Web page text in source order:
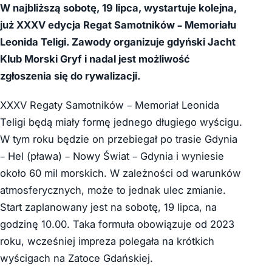
W najbliższą sobotę, 19 lipca, wystartuje kolejna,
już XXXV edycja Regat Samotników – Memoriału
Leonida Teligi. Zawody organizuje gdyński Jacht
Klub Morski Gryf i nadal jest możliwość
zgłoszenia się do rywalizacji.
XXXV Regaty Samotników – Memoriał Leonida
Teligi będą miały formę jednego długiego wyścigu.
W tym roku będzie on przebiegał po trasie Gdynia
– Hel (pława) – Nowy Świat – Gdynia i wyniesie
około 60 mil morskich. W zależności od warunków
atmosferycznych, może to jednak ulec zmianie.
Start zaplanowany jest na sobotę, 19 lipca, na
godzinę 10.00. Taka formuła obowiązuje od 2023
roku, wcześniej impreza polegała na krótkich
wyścigach na Zatoce Gdańskiej.